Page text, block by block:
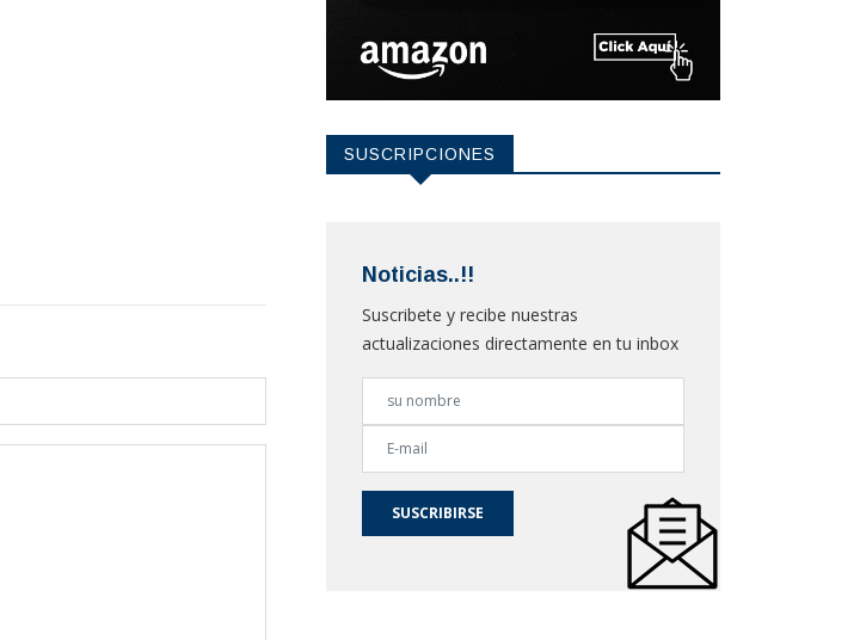
SUSCRIPCIONES
Noticias..!!
Suscribete y recibe nuestras
actualizaciones directamente en tu inbox
SUSCRIBIRSE